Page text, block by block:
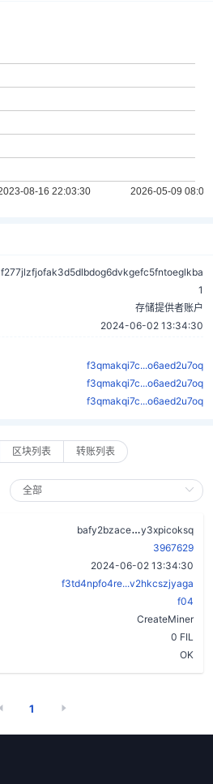
f277jlzfjofak3d5dlbdog6dvkgefc5fntoeglkba
1
存储提供者账户
2024-06-02 13:34:30
f3qmakqi7c...o6aed2u7oq
f3qmakqi7c...o6aed2u7oq
f3qmakqi7c...o6aed2u7oq
区块列表 转账列表
bafy2bzace
y3xpicoksq
3967629
2024-06-02 13:34:30
f3td4npfo4re...v2hkcszjyaga
f04
CreateMiner
0 FIL
OK
1